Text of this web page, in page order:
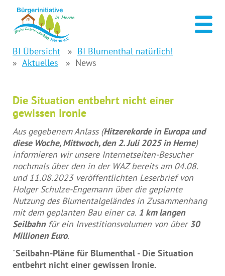
BI Übersicht
BI Blumenthal natürlich!
Aktuelles
News
Die Situation entbehrt nicht einer
gewissen Ironie
Aus gegebenem Anlass (Hitzerekorde in Europa und
diese Woche, Mittwoch, den 2. Juli 2025 in Herne)
informieren wir unsere Internetseiten-Besucher
nochmals über den in der WAZ bereits am 04.08.
und 11.08.2023 veröffentlichten Leserbrief von
Holger Schulze-Engemann über die geplante
Nutzung des Blumentalgeländes in Zusammenhang
mit dem geplanten Bau einer ca. 1 km langen
Seilbahnfür ein Investitionsvolumen von über 30
Millionen Euro.
"Seilbahn-Pläne für Blumenthal - Die Situation
entbehrt nicht einer gewissen Ironie.